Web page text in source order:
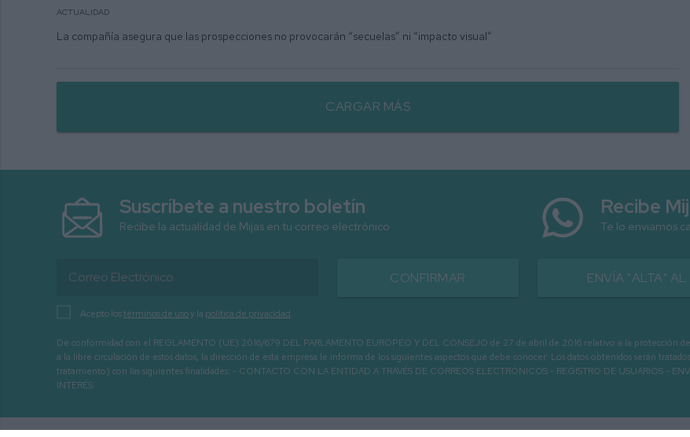
ACTUALIDAD
La compañía asegura que las prospecciones no provocarán “secuelas” ni “impacto visual”
CARGAR MÁS
Suscríbete a nuestro boletín
Recibe la actualidad de Mijas en tu correo electrónico
CONFIRMAR
Acepto lostérminos de usoy la política de privacidad
Recibe
Te lo enviamos
ENVÍA "ALTA"
De conformidad con el REGLAMENTO (UE) 2016/679 DEL PARLAMENTO EUROPEO Y DEL CONSEJO de 27 de abril de 2016 relativo a la protección
a la libre circulación de estos datos, la dirección de esta empresa le informa de los siguientes aspectos que debe conocer: Los datos obtenidos serán
tratamiento) con las siguientes finalidades: - CONTACTO CON LA ENTIDAD A TRAVÉS DE CORREOS ELECTRÓNICOS - REGISTRO DE USUARIOS -
INTERÉS.